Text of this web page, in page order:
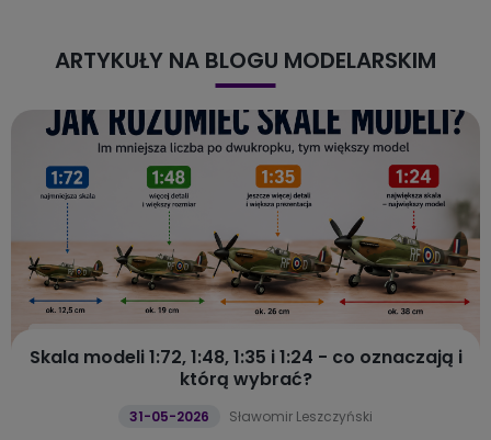
ARTYKUŁY NA BLOGU MODELARSKIM
Skala modeli 1:72, 1:48, 1:35 i 1:24 - co oznaczają i
którą wybrać?
31-05-2026
Sławomir Leszczyński